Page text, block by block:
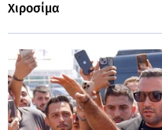
Χιροσίμα